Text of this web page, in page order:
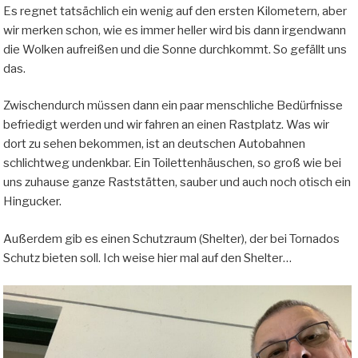
Es regnet tatsächlich ein wenig auf den ersten Kilometern, aber
wir merken schon, wie es immer heller wird bis dann irgendwann
die Wolken aufreißen und die Sonne durchkommt. So gefällt uns
das.
Zwischendurch müssen dann ein paar menschliche Bedürfnisse
befriedigt werden und wir fahren an einen Rastplatz. Was wir
dort zu sehen bekommen, ist an deutschen Autobahnen
schlichtweg undenkbar. Ein Toilettenhäuschen, so groß wie bei
uns zuhause ganze Raststätten, sauber und auch noch otisch ein
Hingucker.
Außerdem gib es einen Schutzraum (Shelter), der bei Tornados
Schutz bieten soll. Ich weise hier mal auf den Shelter…